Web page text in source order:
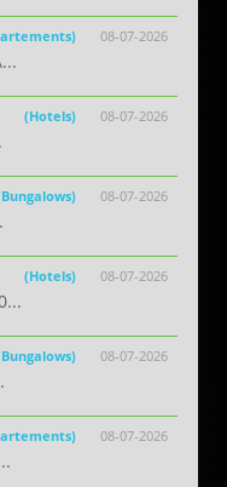
08-07-2026
08-07-2026
(Hotels)
08-07-2026
08-07-2026
(Hotels)
08-07-2026
08-07-2026